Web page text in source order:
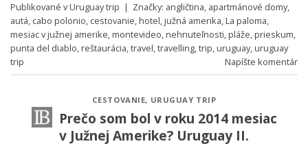
Publikované vUruguay trip | Značky: angličtina, apartmánové domy,
autá, cabo polonio, cestovanie,hotel,južná amerika,La paloma,
mesiac v južnej amerike,montevideo,nehnuteľnosti,pláže,prieskum,
punta del diablo,reštaurácia,travel,travelling,trip,uruguay,uruguay
trip
Napíšte komentár
CESTOVANIE, URUGUAY TRIP
Prečo som bol v roku 2014 mesiac
v Južnej Amerike? Uruguay II.